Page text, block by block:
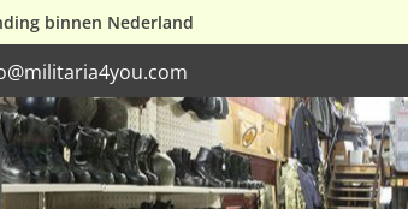
binnen Nederland